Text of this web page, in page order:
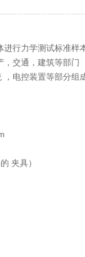
行力学测试标准
，交通，建筑等部门
电控装置等部分组
夹具）